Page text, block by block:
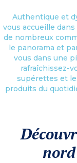
Authentique et
vous accueille
de nombreux
le panorama et
vous dans une
rafraîchissez-
supérettes et
produits du